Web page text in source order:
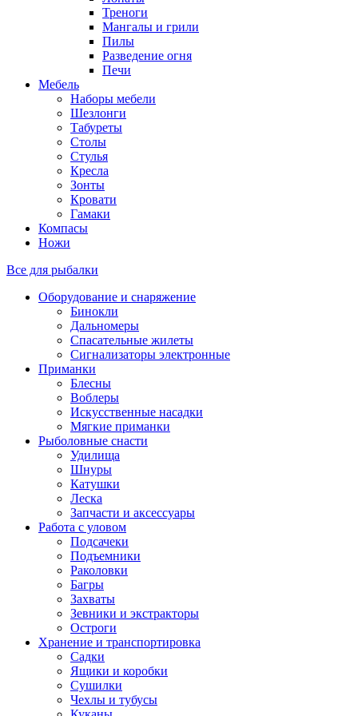
Треноги
Мангалы и грили
Пилы
Разведение огня
Печи
Мебель
Наборы мебели
Шезлонги
Табуреты
Столы
Стулья
Кресла
Зонты
Кровати
Гамаки
Компасы
Ножи
Все для рыбалки
Оборудование и снаряжение
Бинокли
Дальномеры
Спасательные жилеты
Сигнализаторы электронные
Приманки
Блесны
Воблеры
Искусственные насадки
Мягкие приманки
Рыболовные снасти
Удилища
Шнуры
Катушки
Леска
Запчасти и аксессуары
Работа с уловом
Подсачеки
Подъемники
Раколовки
Багры
Захваты
Зевники и экстракторы
Остроги
Хранение и транспортировка
Садки
Ящики и коробки
Сушилки
Чехлы и тубусы